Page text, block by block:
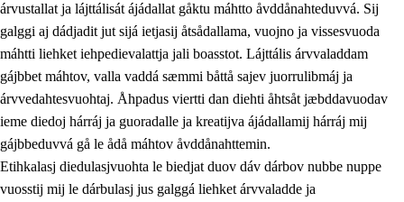
1.4 Dahkamávvo, berustibme ja diehtemvájnogisvuohta
1.5 Vieledus luonnduj ja birásdiedulasjvuohta
1.6 Demokratijja ja oassálasstem
árvustallat ja lájttálisát ájádallat gåktu máhtto åvddånahteduvvá. Sij
galggi aj dádjadit jut sijá ietjasij åtsådallama, vuojno ja vissesvuoda
máhtti liehket iehpedievalattja jali boasstot. Lájttális árvvaladdam
gájbbet máhtov, valla vaddá sæmmi båttå sajev juorrulibmáj ja
árvvedahtesvuohtaj. Åhpadus viertti dan diehti åhtsåt jæbddavuodav
ieme diedoj hárráj ja guoradalle ja kreatijva ájádallamij hárráj mij
gájbbeduvvá gå le ådå máhtov åvddånahttemin.
Etihkalasj diedulasjvuohta le biedjat duov dáv dárbov nubbe nuppe
vuosstij mij le dárbulasj jus galggá liehket árvvaladde ja